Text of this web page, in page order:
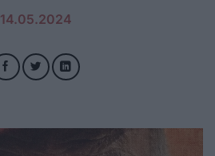
14.05.2024